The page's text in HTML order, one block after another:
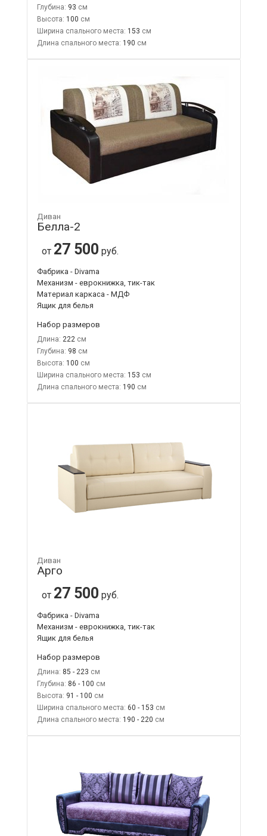
Глубина: 93
Высота: 100
Ширина спального места: 153
Длина спального места: 190
Диван
Белла-2
от 27 500 руб.
Фабрика - Divama
Механизм - еврокнижка, тик-так
Материал каркаса - МДФ
Ящик для белья
Набор размеров
Длина: 222
Глубина: 98
Высота: 100
Ширина спального места: 153
Длина спального места: 190
Диван
Арго
от 27 500 руб.
Фабрика - Divama
Механизм - еврокнижка, тик-так
Ящик для белья
Набор размеров
Длина: 85 - 223
Глубина: 86 - 100
Высота: 91 - 100
Ширина спального места: 60 - 153
Длина спального места: 190 - 220